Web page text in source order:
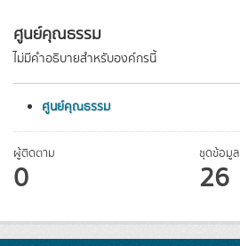
ศูนย์คุณธรรม
ไม่มีคำอธิบายสำหรับองค์กรนี้
ศูนย์คุณธรรม
ผู้ติดตาม
0
ชุดข้อมูล
26